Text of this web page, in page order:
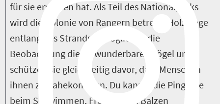
für sie erwiesen hat. Als Teil des Nationalparks
wird die Kolonie von Rangern betreut. Holzstege
entlang des Strands ermöglichen die
Beobachtung dieser wunderbaren Vögel und
schützen sie gleichzeitig davor, dass Menschen
ihnen zu nahekommen. Du kannst die Pinguine
beim Schwimmen, Fressen und Balzen